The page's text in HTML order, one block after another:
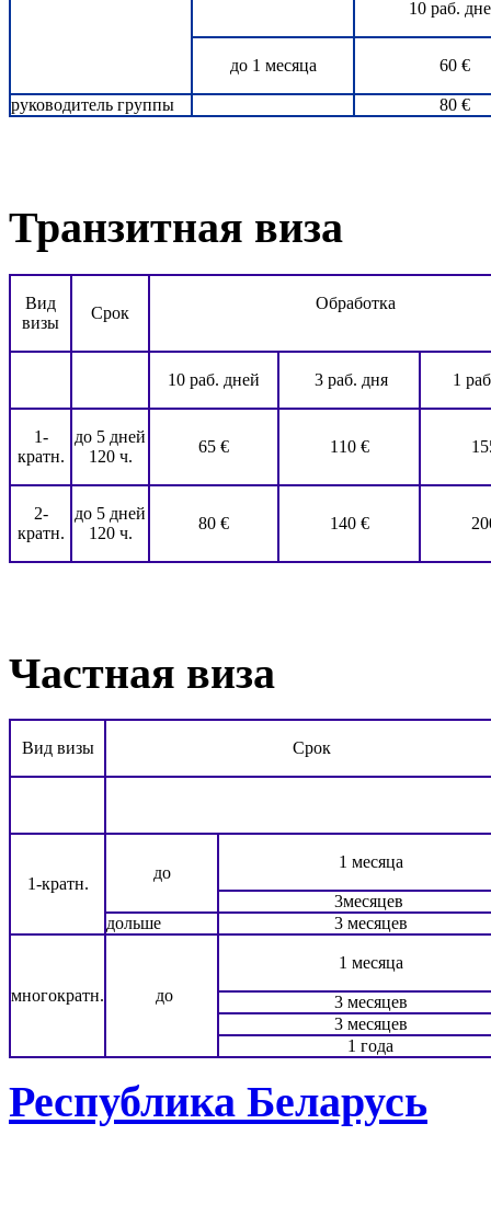
10 раб.
до 1 месяца 60 €
руководитель группы 80 €
Транзитная виза
Вид
визы
Срок
Обработка
10 раб. дней 3 раб. дня 1
1-
кратн.
до 5 дней
120 ч.
65 € 110 €
2-
кратн.
до 5 дней
120 ч.
80 € 140 €
Частная виза
Вид визы Срок
1-кратн.
до
1 месяца
3месяцев
дольше
3 месяцев
многократн. до
1 месяца
3 месяцев
3 месяцев
1 года
Республика Беларусь